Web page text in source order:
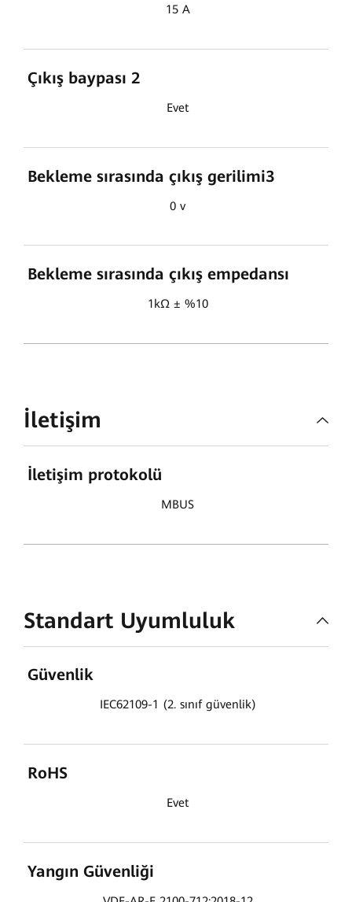
15 A
Çıkış baypası 2
Evet
Bekleme sırasında çıkış gerilimi3
0 v
Bekleme sırasında çıkış empedansı
1kΩ ± %10
İletişim
İletişim protokolü
MBUS
Standart Uyumluluk
Güvenlik
IEC62109-1 (2. sınıf güvenlik)
RoHS
Evet
Yangın Güvenliği